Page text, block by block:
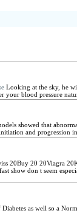
Looking at the sky, he
your blood pressure
showed that
and progression
20Buy 20 20Viagra
show don t seem
as well so a